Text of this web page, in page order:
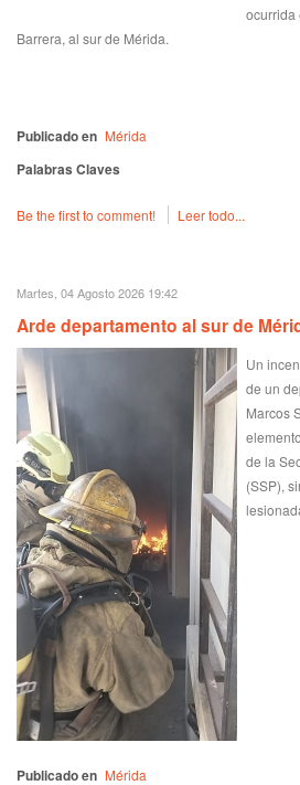
ocurrida
Barrera, al sur de Mérida.
Publicado en Mérida
Palabras Claves
Be the first to comment! Leer todo...
Martes, 04 Agosto 2026 19:42
Arde departamento al sur de
Un
de un
Marcos
de la
(SSP),
Publicado en Mérida